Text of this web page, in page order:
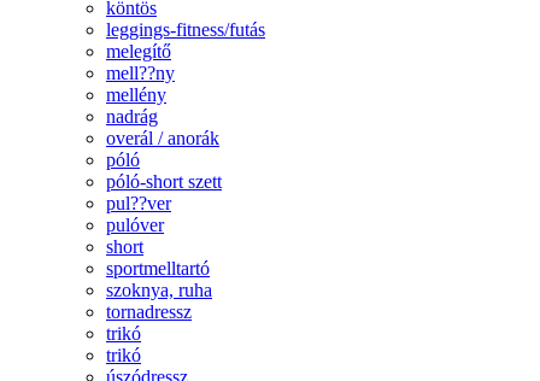
köntös
leggings-fitness/futás
melegítő
mell??ny
mellény
nadrág
overál / anorák
póló
póló-short szett
pul??ver
pulóver
short
sportmelltartó
szoknya, ruha
tornadressz
trikó
trikó
úszódressz